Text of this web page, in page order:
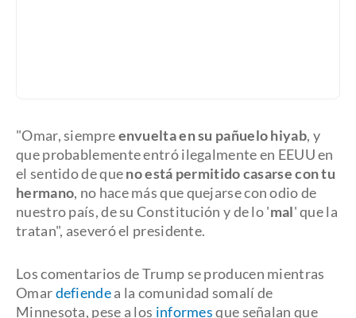
"Omar, siempreenvuelta en su pañuelo hiyab, y
que probablemente entró ilegalmente en EEUU en
el sentido de queno está permitido casarse con tu
hermano, no hace más que quejarse con odio de
nuestro país, de su Constitución y de lo 'mal' que la
tratan", aseveró el presidente.
Los comentarios de Trump se producen mientras
Omardefiendea la comunidad somalí de
Minnesota, pese a los informesque señalan que